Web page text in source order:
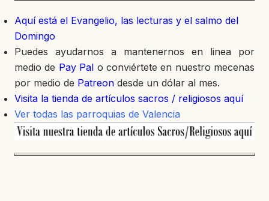
Aquí está el Evangelio, las lecturas y el salmo del
Domingo
Puedes ayudarnos a mantenernos en linea por
medio de Pay Pal o conviértete en nuestro mecenas
por medio de Patreon desde un dólar al mes.
Visita la tienda de artículos sacros / religiosos aquí
Ver todas las parroquias de Valencia